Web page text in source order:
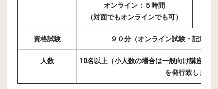
オンライン：５時間
（対面でもオンラインでも可）
資格試験 ９０分（オンライン試験・記述論
人数
10名以上（小人数の場合は一般向け講座・
を発行致します